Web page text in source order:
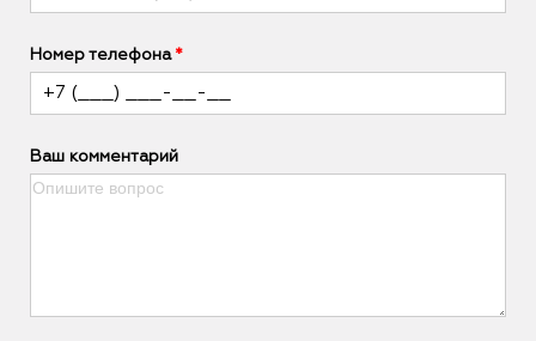
Номер телефона
Ваш комментарий